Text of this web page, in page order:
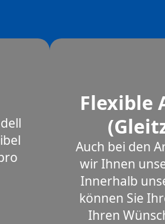
Flexible
Auch bei den
wir Ihnen
Innerhalb
können Sie
Ihren